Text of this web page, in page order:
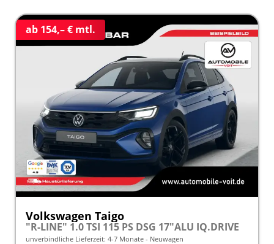
ab 154,– € mtl.
Volkswagen Taigo
"R-LINE" 1.0 TSI 115 PS DSG 17"ALU IQ.DRIVE
unverbindliche Lieferzeit: 4-7 Monate Neuwagen